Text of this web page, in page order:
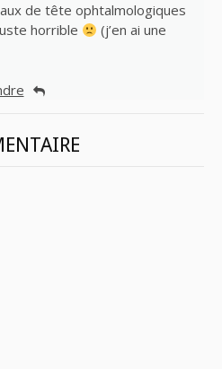
de tête ophtalmologiques
horrible
(j’en ai une